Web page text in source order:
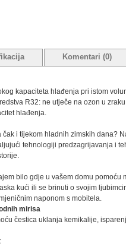
Komentari (0)
kapaciteta hlađenja pri istom
R32: ne utječe na ozon u
hlađenja.
i tijekom hladnih zimskih dana?
tehnologiji predzagrijavanja i
bilo gdje u vašem domu
kući ili se brinuti o svojim
naponom s mobitela.
mirisa
čestica uklanja kemikalije,